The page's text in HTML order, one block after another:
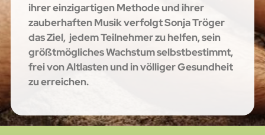
ihrer einzigartigen Methode und ihrer
zauberhaften Musik verfolgt Sonja Tröger
das Ziel, jedem Teilnehmer zu helfen, sein
größtmögliches Wachstum selbstbestimmt,
frei von Altlasten und in völliger Gesundheit
zu erreichen.